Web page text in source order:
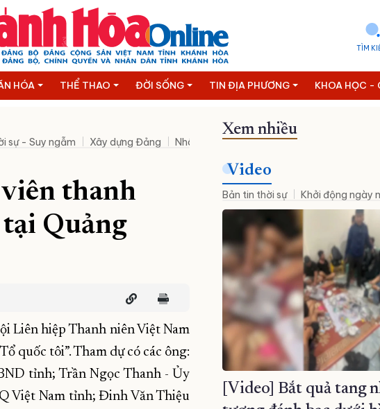
TÌM
HÓA THỂ THAO ĐỜI SỐNG TIN ĐỊA PHƯƠNG KHOA HỌC -
sự - Suy ngẫm Xây dựng Đảng Nhân sự mới Đưa NQ09 vào cuộc sống
thanh
Quảng
Liên hiệp Thanh niên Việt Nam
quốc tôi”. Tham dự có các ông:
tỉnh; Trần Ngọc Thanh - Ủy
Việt Nam tỉnh; Đinh Văn Thiệu
Xem nhiều
Video
Bản tin thời sự Khởi động ngày
[Video] Bắt quả tang